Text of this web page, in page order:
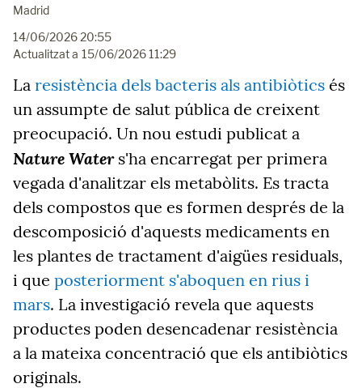
Madrid
14/06/2026 20:55
Actualitzat a 15/06/2026 11:29
La resistència dels bacteris als antibiòtics és
un assumpte de salut pública de creixent
preocupació. Un nou estudi publicat a
Nature Waters'ha encarregat per primera
vegada d'analitzar els metabòlits. Es tracta
dels compostos que es formen després de la
descomposició d'aquests medicaments en
les plantes de tractament d'aigües residuals,
i que posteriorment s'aboquen en rius i
mars. La investigació revela que aquests
productes poden desencadenar resistència
a la mateixa concentració que els antibiòtics
originals.